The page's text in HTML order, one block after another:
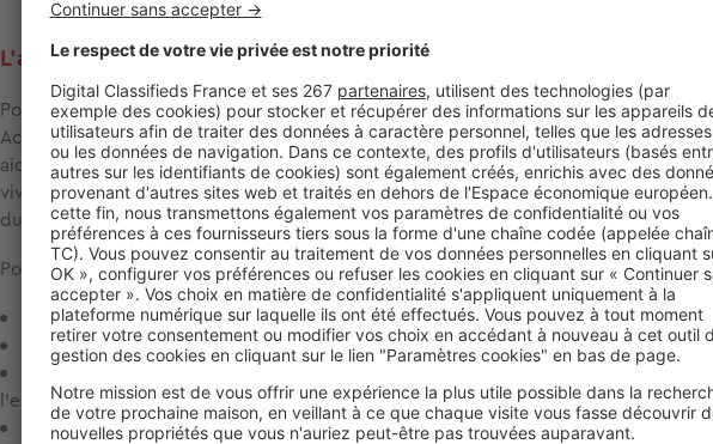
L'aide Mobili-Jeune : un coup de pouce pour les jeunes en
Pour les jeunes de moins de 30 ans encontrat d'apprentissage ou de
Action Logement propose des aides spécifiques :Mobili-JeuneetAgri-Mobili-Jeune
aides permettent de prendre en charge une partie du loyer ou de la redevance
vivant en logement-foyer ou en résidence sociale, rendant ainsi plus accessible le
durant leur période de formation.
Pour bénéficier de cette aide, plusieurs conditions doivent être respectées :
avoirmoins de 30 ans;
être sous contrat d’alternance ;
louer ou être sur le point de louer un logement proche du lieu de formation ou
l’entreprise ;
toucher un salaire brutinférieur ou égal auSmic.